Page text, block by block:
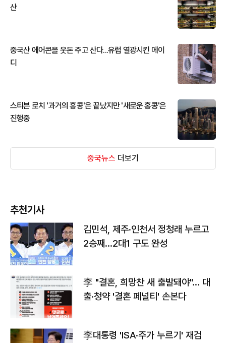
산
중국산 에어콘을 웃돈 주고 산다...유럽 열광시킨 메이
디
스티븐 로치 '과거의 홍콩'은 끝났지만 '새로운 홍콩'은
진행중
중국뉴스 더보기
추천기사
김민석, 제주·인천서 정청래 누르고
2승째…2대1 구도 완성
李 "결혼, 희망찬 새 출발돼야"… 대
출·청약 '결혼 페널티' 손본다
李대통령 'ISA·주가 누르기' 재검